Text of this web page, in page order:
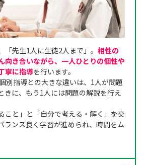
「先生1人に生徒2人まで」。 相性の
向き合いながら、一人ひとりの個性や
寧に指導を行います。
別指導との大きな違いは、1人が問題
きに、もう1人には問題の解説を行え
こと」と「自分で考える・解く」を交
ランス良く学習が進められ、時間をム